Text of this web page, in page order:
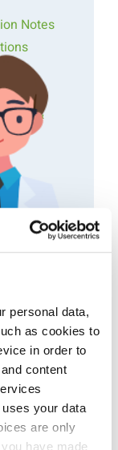
personal data,
as cookies to
in order to
content
your data
are only
have made
Notes
&
Events...
des Gehalts
in